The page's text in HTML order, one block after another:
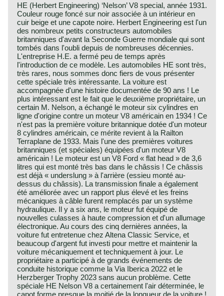
HE (Herbert Engineering) ‘Nelson’ V8 special, année 1931.
Couleur rouge foncé sur noir associée à un intérieur en
cuir beige et une capote noire. Herbert Engineering est l'un
des nombreux petits constructeurs automobiles
britanniques d'avant la Seconde Guerre mondiale qui sont
tombés dans l'oubli depuis de nombreuses décennies.
L'entreprise H.E. a fermé peu de temps après
l'introduction de ce modèle. Les automobiles HE sont très,
très rares, nous sommes donc fiers de vous présenter
cette spéciale très intéressante. La voiture est
accompagnée d'une histoire documentée de 90 ans ! Le
plus intéressant est le fait que le deuxième propriétaire, un
certain M. Nelson, a échangé le moteur six cylindres en
ligne d'origine contre un moteur V8 américain en 1934 ! Ce
n'est pas la première voiture britannique dotée d'un moteur
8 cylindres américain, ce mérite revient à la Railton
Terraplane de 1933. Mais l'une des premières voitures
britanniques (et spéciales) équipées d'un moteur V8
américain ! Le moteur est un V8 Ford « flat head » de 3,6
litres qui est monté très bas dans le châssis ! Ce châssis
est déjà « underslung » à l'arrière (essieu monté au-
dessus du châssis). La transmission finale a également
été améliorée avec un rapport plus élevé et les freins
mécaniques à câble furent remplacés par un système
hydraulique. Il y a six ans, le moteur fut équipé de
nouvelles culasses à haute compression et d'un allumage
électronique. Au cours des cinq dernières années, la
voiture fut entretenue chez Altena Classic Service, et
beaucoup d'argent fut investi pour mettre et maintenir la
voiture mécaniquement et techniquement à jour. Le
propriétaire a participé à de grands événements de
conduite historique comme la Via Iberica 2022 et le
Herzberger Trophy 2023 sans aucun problème. Cette
spéciale HE Nelson V8 a certainement l'air déterminée, le
capot forme presque la moitié de la longueur de la voiture !